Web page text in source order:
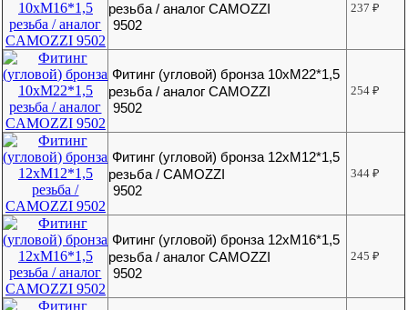
резьба / аналог CAMOZZI
9502
237₽
Фитинг (угловой) бронза 10хМ22*1,5
резьба / аналог CAMOZZI
9502
254₽
Фитинг (угловой) бронза 12хМ12*1,5
резьба / CAMOZZI
9502
344₽
Фитинг (угловой) бронза 12хМ16*1,5
резьба / аналог CAMOZZI
9502
245₽